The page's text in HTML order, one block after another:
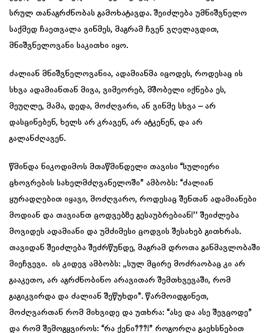
სრულ თანაგრძნობას გამოხატავდა. შეიძლება უმნიშვნელო
საქმედ ჩაეთვალა ვინმეს, მაგრამ ჩვენ ვღელავდით,
მნიშვნელოვანი საკითხი იყო.
ძალიან მნიშვნელოვანია, ადამიანმა იცოდეს, როდესაც ის
სხვა ადამიანთან მივა, ვიმეორებ, მშობელი იქნება ეს,
მეუღლე, მამა, დედა, მოძღვარი, ან ვინმე სხვა – არ
დასცინებენ, ხელს არ კრავენ, არ ატკენენ, და არ
გალანძღავენ.
წმინდა ნიკოდიმოს მთაწმინდელი თავისი “სულიერი
ცხოვრების სახელმძღვანელოში” ამბობს: “ძალიან
ყურადღებით იყავი, მოძღვარო, როდესაც შენთან ადამიანები
მოდიან და თავიანთ ცოდვებზე გესაუბრებიან!’’ შეიძლება
მოვიდეს ადამიანი და უმძიმესი ცოდვის შესახებ გითხრას.
თავიდან შეიძლება შეძრწუნდე, მაგრამ დროთა განმავლობაში
მიეჩვევი. ის კიდევ ამბობს: ,,სულ მცირე მოძრაობაც კი არ
გააკეთო, არ აგრძნობინო არავითარ შემთხვევაში, რომ
გაგიკვირდა და ძალიან შეწუხდი”. წარმოიდგინეთ,
მოძღვართან რომ მიხვიდე და უთხრა: “ასე და ასე შევცოდე”
და რომ შემოგყვიროს: “რა ქენი???!” როგორღა გაეხსნებით